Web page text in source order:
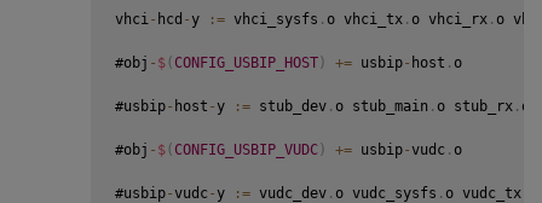
vhci - hcd -y := vhci_sysfs . o vhci_tx . o vhci_rx . o
#obj - $ ( CONFIG_USBIP_HOST) += usbip- host . o
#usbip- host -y := stub_dev . o stub_main . o stub_rx . o
#obj - $ ( CONFIG_USBIP_VUDC) += usbip-vudc . o
#usbip-vudc -y := vudc_dev . o vudc_sysfs . o vudc_tx